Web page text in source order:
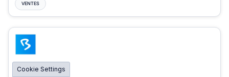
VENTES
BIGMARKER
Cookie Settings